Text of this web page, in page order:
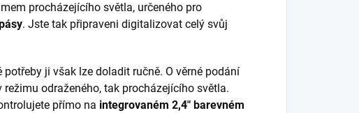
procházejícího světla, určeného pro
. Jste tak připraveni digitalizovat celý svůj
ji však lze doladit ručně. O věrné podání
odraženého, tak procházejícího světla.
přímo na integrovaném 2,4" barevném